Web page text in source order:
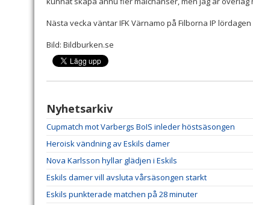
Nästa vecka väntar IFK Värnamo på Filborna IP
Bild: Bildburken.se
Nyhetsarkiv
Cupmatch mot Varbergs BoIS inleder höstsäsongen
Heroisk vändning av Eskils damer
Nova Karlsson hyllar glädjen i Eskils
Eskils damer vill avsluta vårsäsongen starkt
Eskils punkterade matchen på 28 minuter